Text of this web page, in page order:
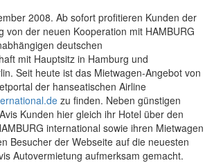
2008. Ab sofort profitieren Kunden der
von der neuen Kooperation mit HAMBURG
deutschen
mit Hauptsitz in Hamburg und
Seit heute ist das Mietwagen-Angebot von
der hanseatischen Airline
zu finden. Neben günstigen
Kunden hier gleich ihr Hotel über den
international sowie ihren Mietwagen
Besucher der Webseite auf die neuesten
Autovermietung aufmerksam gemacht.